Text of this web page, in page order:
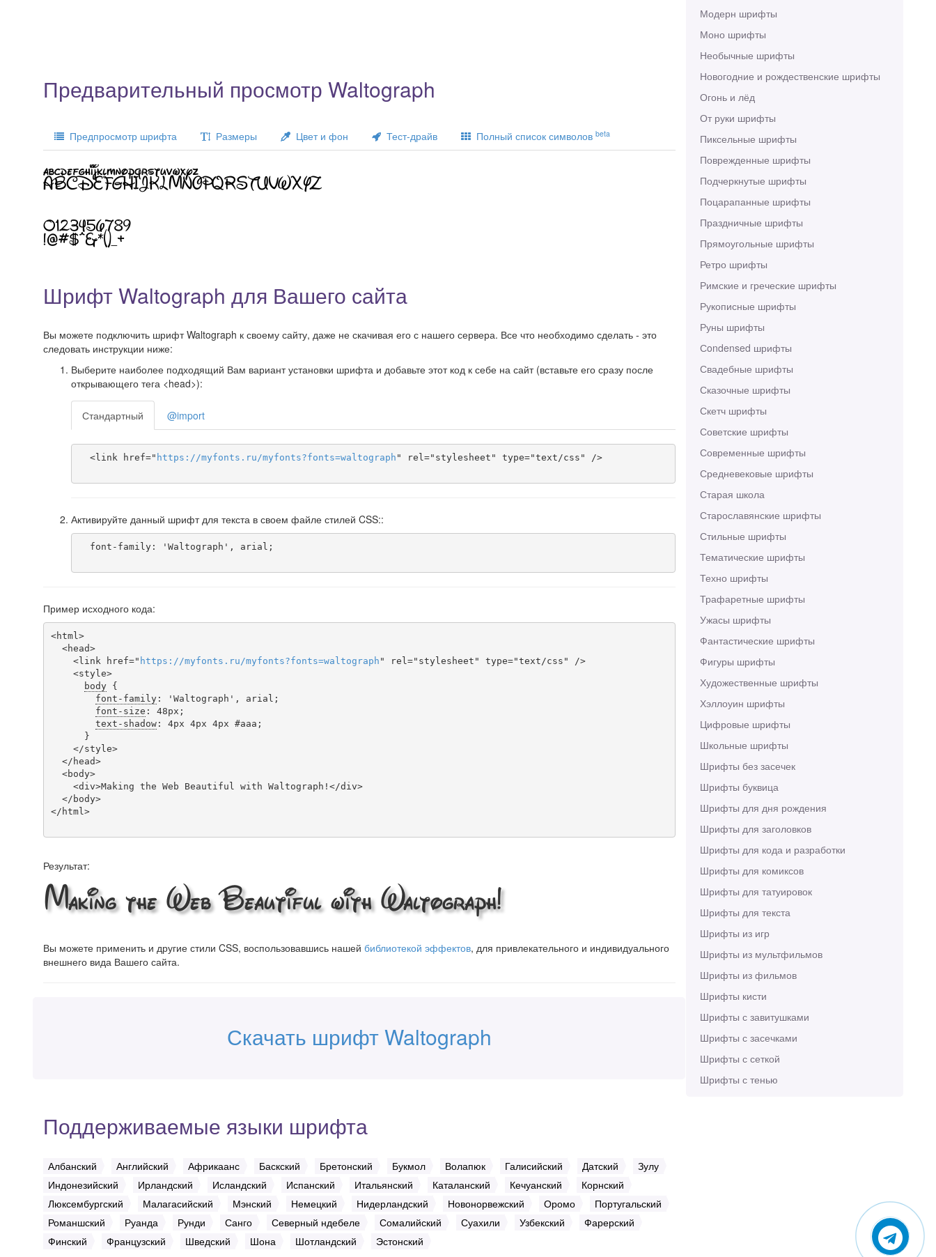
Модерн шрифты
Моно шрифты
Необычные шрифты
Новогодние и рождественские шрифты
Огонь и лёд
От руки шрифты
Пиксельные шрифты
Поврежденные шрифты
Подчеркнутые шрифты
Поцарапанные шрифты
Праздничные шрифты
Прямоугольные шрифты
Ретро шрифты
Римские и греческие шрифты
Рукописные шрифты
Руны шрифты
Сondensed шрифты
Свадебные шрифты
Сказочные шрифты
Скетч шрифты
Советские шрифты
Современные шрифты
Средневековые шрифты
Старая школа
Старославянские шрифты
Стильные шрифты
Тематические шрифты
Техно шрифты
Трафаретные шрифты
Ужасы шрифты
Фантастические шрифты
Фигуры шрифты
Художественные шрифты
Хэллоуин шрифты
Цифровые шрифты
Школьные шрифты
Шрифты без засечек
Шрифты буквица
Шрифты для дня рождения
Шрифты для заголовков
Шрифты для кода и разработки
Шрифты для комиксов
Шрифты для татуировок
Шрифты для текста
Шрифты из игр
Шрифты из мультфильмов
Шрифты из фильмов
Шрифты кисти
Шрифты с завитушками
Шрифты с засечками
Шрифты с сеткой
Шрифты с тенью
Предварительный просмотр Waltograph
Предпросмотр шрифта Размеры Цвет и фон Тест-драйв Полный список символов beta
Шрифт Waltograph для Вашего сайта
Вы можете подключить шрифт Waltograph к своему сайту, даже не скачивая его с нашего сервера. Все что необходимо сделать - это
следовать инструкции ниже:
Выберите наиболее подходящий Вам вариант установки шрифта и добавьте этот код к себе на сайт (вставьте его сразу после
открывающего тега <head>):
Стандартный @import
  <link href="
https ://myfonts . ru /myfonts?fonts=waltograph " rel="stylesheet" type="text/css" />
Активируйте данный шрифт для текста в своем файле стилей CSS::
Пример исходного кода:
<html>
    <link href="
https ://myfonts . ru /myfonts?fonts=waltograph " rel="stylesheet" type="text/css" />
body {
font-family: 'Waltograph', arial;
font-size : 48px;
text-shadow: 4px 4px 4px #aaa;
</html>
Результат:
Making the Web Beautiful with Waltograph!
Вы можете применить и другие стили CSS, воспользовавшись нашей библиотекой эффектов, для привлекательного и индивидуального
внешнего вида Вашего сайта.
Скачать шрифт Waltograph
Поддерживаемые языки шрифта
Албанский Английский Африкаанс Баскский Бретонский Букмол Волапюк Галисийский Датский
Зулу
Индонезийский
Ирландский Исландский Испанский Итальянский Каталанский Кечуанский
Корнский
Люксембургский
Малагасийский Мэнский Немецкий Нидерландский Новонорвежский Оромо
Португальский
Романшский
Руанда Рунди Санго Северный ндебеле Сомалийский Суахили Узбекский
Фарерский
Финский
Французский Шведский Шона Шотландский Эстонский